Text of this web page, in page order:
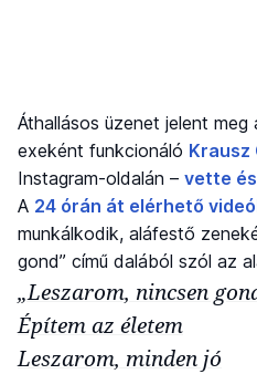
Áthallásos üzenet jelent
exeként funkcionáló Krausz
Instagram-oldalán – vette
A 24 órán át elérhető
munkálkodik, aláfestő
gond” című dalából szól az
„Leszarom, nincsen
Építem az életem
Leszarom, minden jó